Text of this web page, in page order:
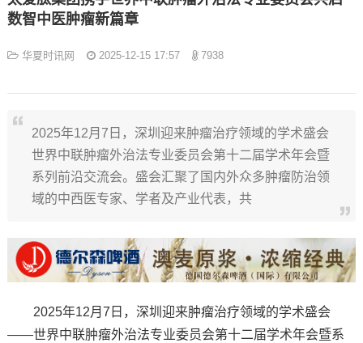
数智中医肿瘤新篇章
华夏时讯网 2025-12-15 17:57 7938
2025年12月7日，深圳迎来肿瘤治疗领域的学术盛会
世界中联肿瘤外治法专业委员会第十二届学术年会暨
系列前沿交流会。盛会汇聚了国内外众多肿瘤防治领
域的中西医专家、学者及产业代表，共
2025年12月7日，深圳迎来肿瘤治疗领域的学术盛会
——世界中联肿瘤外治法专业委员会第十二届学术年会暨系